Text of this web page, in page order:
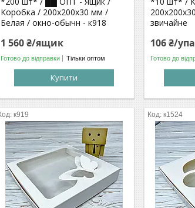
Коробка / 200х200х30 мм /
Белая / окно-обычн - к918
1 560 ₴/ящик
Готово до відправки Тільки оптом
Купити
звичайне
106 ₴/
Готово до
к919 к1524